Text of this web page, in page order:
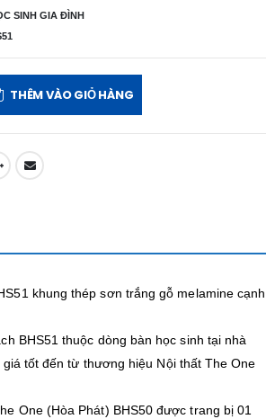
SINH GIA ĐÌNH
THÊM VÀO GIỎ HÀNG
khung thép sơn trắng gỗ melamine cạnh
BHS51 thuộc dòng bàn học sinh tại nhà
tốt đến từ thương hiệu Nội thất The One
One (Hòa Phát) BHS50 được trang bị 01